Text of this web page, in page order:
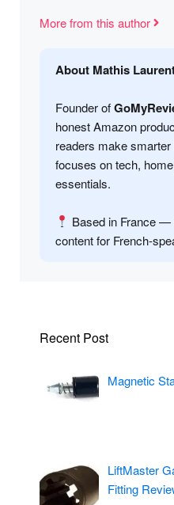
More from this author
About Mathis
Founder of
honest Amazon
readers make
focuses on tech,
essentials.
Based in France —
content for French-
Recent Post
Magnetic
LiftMaster
Fitting